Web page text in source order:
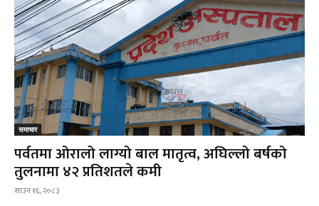
समाचार
पर्वतमा ओरालो लाग्यो बाल मातृत्व, अघिल्लो बर्षको
तुलनामा ४२ प्रतिशतले कमी
साउन १६, २०८३